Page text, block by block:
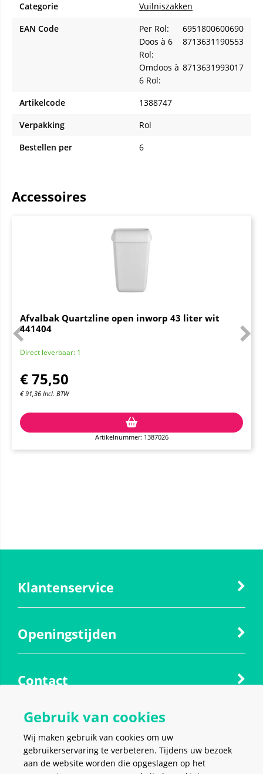
Categorie
Vuilniszakken
EAN Code
Per Rol:
6951800600690
Doos à 6
Rol:
8713631190553
Omdoos à
6 Rol:
8713631993017
Artikelcode
1388747
Verpakking
Rol
Bestellen per
6
Accessoires
Afvalbak Quartzline open inworp 43 liter wit
441404
Direct leverbaar: 1
€75,50
€91,36 Incl. BTW
Artikelnummer: 1387026
Klantenservice
Openingstijden
Contact
Social media
Gebruik van cookies
Wij maken gebruik van cookies om uw
gebruikerservaring te verbeteren. Tijdens uw bezoek
aan de website worden die opgeslagen op het